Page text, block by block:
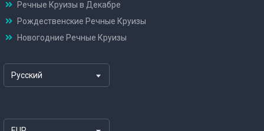
Речные Круизы в Декабре
Рождественские Речные Круизы
Новогодние Речные Круизы
Русский